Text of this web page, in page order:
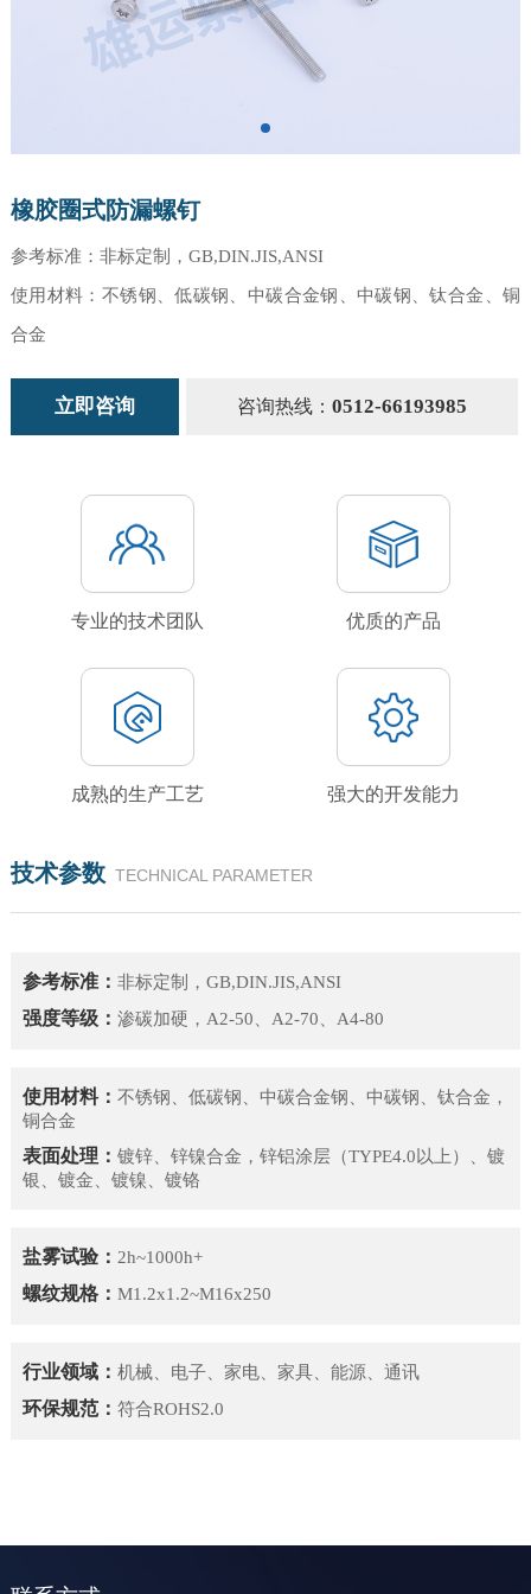
橡胶圈式防漏螺钉
参考标准：非标定制，GB,DIN.JIS,ANSI
使用材料：不锈钢、低碳钢、中碳合金钢、中碳钢、钛合金、铜
合金
立即咨询 咨询热线：0512-66193985
专业的技术团队 优质的产品
成熟的生产工艺 强大的开发能力
技术参数 TECHNICAL PARAMETER
参考标准： 非标定制，GB,DIN.JIS,ANSI
强度等级： 渗碳加硬，A2-50、A2-70、A4-80
使用材料： 不锈钢、低碳钢、中碳合金钢、中碳钢、钛合金，
铜合金
表面处理： 镀锌、锌镍合金，锌铝涂层（TYPE4.0以上）、镀
银、镀金、镀镍、镀铬
盐雾试验： 2h~1000h+
螺纹规格： M1.2x1.2~M16x250
行业领域： 机械、电子、家电、家具、能源、通讯
环保规范： 符合ROHS2.0